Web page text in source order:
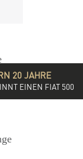
20 JAHRE
EINEN FIAT 500